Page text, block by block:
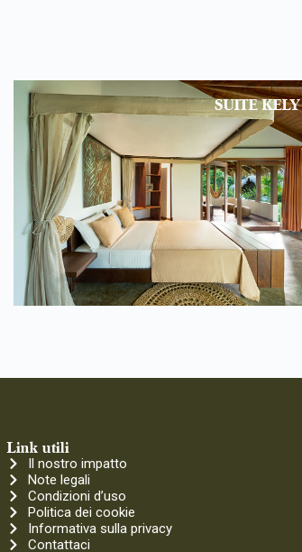
SUITE KELY
Link utili
Il nostro impatto
Note legali
Condizioni d’uso
Politica dei cookie
Informativa sulla privacy
Contattaci